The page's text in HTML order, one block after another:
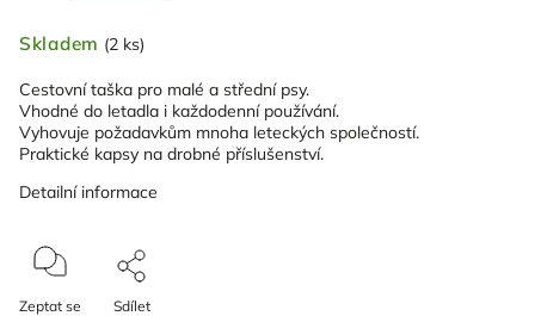
Skladem (2 ks)
Cestovní taška pro malé a střední psy.
Vhodné do letadla i každodenní používání.
Vyhovuje požadavkům mnoha leteckých společností.
Praktické kapsy na drobné příslušenství.
Detailní informace
Zeptat se Sdílet